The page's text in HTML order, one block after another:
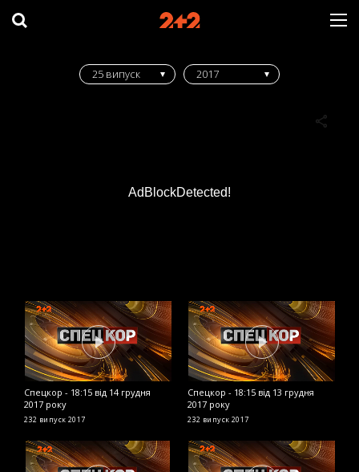
AdBlockDetected!
25 випуск 2017
Спецкор - 18:15 від 14 грудня
2017 року
232 випуск 2017
Спецкор - 18:15 від 13 грудня
2017 року
232 випуск 2017